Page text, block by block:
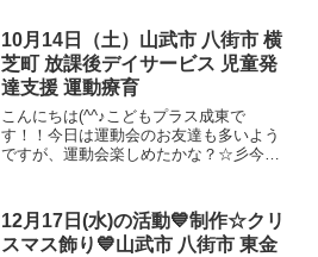
10月14日（土）山武市 八街市 横
芝町 放課後デイサービス 児童発
達支援 運動療育
こんにちは(^^♪こどもプラス成東で
す！！今日は運動会のお友達も多いよう
ですが、運動会楽しめたかな？☆彡今日
た(^^)/ 今日は午前中ハロウィン製作を行
いました！！ 午...
12月17日(水)の活動💙制作☆クリ
スマス飾り💙山武市 八街市 東金